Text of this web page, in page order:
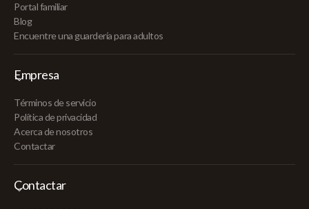
Portal familiar
Blog
Encuentre una guardería para adultos
Empresa
Términos de servicio
Política de privacidad
Acerca de nosotros
Contactar
Contactar